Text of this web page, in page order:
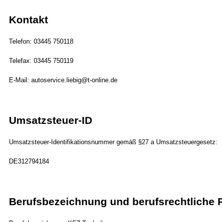
Kontakt
Telefon: 03445 750118
Telefax: 03445 750119
E-Mail: autoservice.liebig@t-online.de
Umsatzsteuer-ID
Umsatzsteuer-Identifikationsnummer gemäß §27 a Umsatzsteuergesetz:
DE312794184
Berufsbezeichnung und berufsrechtliche